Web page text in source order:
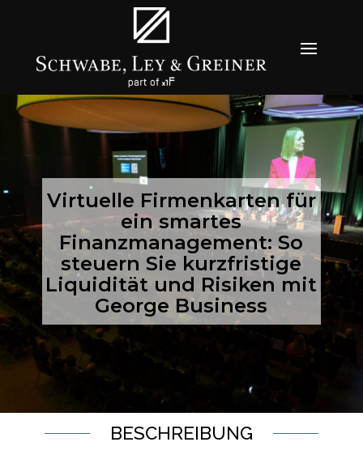
Virtuelle Firmenkarten für
ein smartes
Finanzmanagement: So
steuern Sie kurzfristige
Liquidität und Risiken mit
George Business
BESCHREIBUNG